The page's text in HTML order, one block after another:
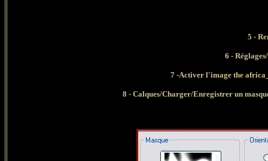
5 -
6 -
7 -Activer l'image the
8 - Calques/Charger/Enregistrer un